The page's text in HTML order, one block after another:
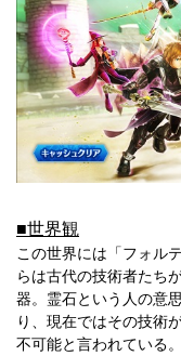
■世界観
この世界には「フォル
らは古代の技術者たち
器。霊石という人の意
り、現在ではその技術
不可能と言われている。